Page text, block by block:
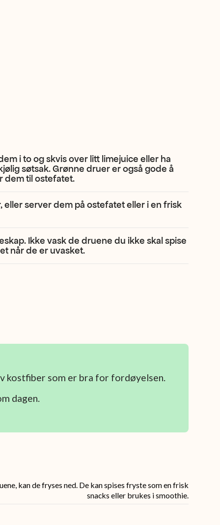
i to og skvis over litt limejuice eller ha
søtsak. Grønne druer er også gode å
dem til ostefatet.
eller server dem på ostefatet eller i en frisk
Ikke vask de druene du ikke skal spise
når de er uvasket.
kostfiber som er bra for fordøyelsen.
dagen.
kan de fryses ned. De kan spises fryste som en frisk
snacks eller brukes i smoothie.